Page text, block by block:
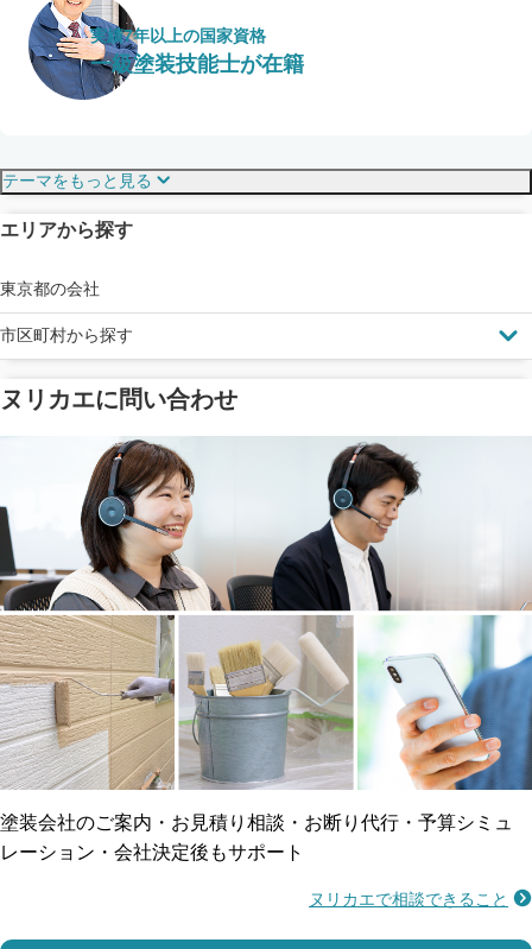
実績7年以上の国家資格
一級塗装技能士が在籍
塗料の​品質を​保証
メーカー保証
工事保険
ご近所トラブルに
賠償保険
瑕疵保険
見えにくい屋根も安心
ドローン診断
省エネ効果
断熱・遮熱塗料対応
雨漏り修繕
防水工事
マンション・アパート対応
テーマをもっと見る
エリアから探す
東京都の会社
市区町村から探す
ヌリカエに問い合わせ
塗装会社のご案内・お見積り相談・お断り代行・予算シミュ
レーション・会社決定後もサポート
ヌリカエで相談できること